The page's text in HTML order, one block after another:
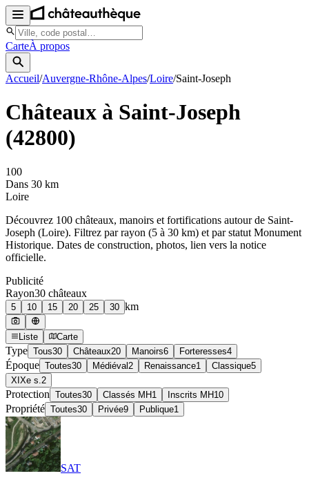
CarteÀ propos
Accueil/Auvergne-Rhône-Alpes/Loire/Saint-Joseph
Châteaux à Saint-Joseph
(42800)
100
Dans 30 km
Loire
Découvrez 100 châteaux, manoirs et fortifications autour de Saint-
Joseph (Loire). Filtrez par rayon (5 à 30 km) et par statut Monument
Historique. Dates de construction, photos, lien vers la notice
officielle.
Publicité
Rayon30 châteaux
5 10 15 20 25 30 km
Liste Carte
Type Tous30 Châteaux20 Manoirs6 Forteresses4
Époque Toutes30 Médiéval 2 Renaissance1 Classique5
XIXe s. 2
Protection Toutes30 Classés MH1 Inscrits MH10
Propriété Toutes30 Privée9 Publique1
SAT